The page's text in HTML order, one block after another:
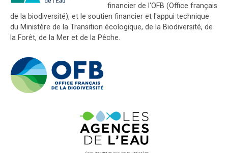
financier de l'OFB (Office français
de la biodiversité), et le soutien financier et l'appui technique
du Ministère de la Transition écologique, de la Biodiversité, de
la Forêt, de la Mer et de la Pêche.